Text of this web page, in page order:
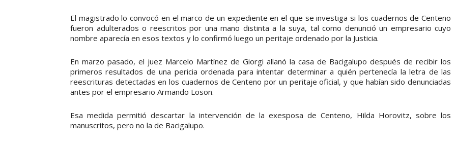
El magistrado lo convocó en el marco de un expediente en el que se investiga si los cuadernos de Centeno
fueron adulterados o reescritos por una mano distinta a la suya, tal como denunció un empresario cuyo
nombre aparecía en esos textos y lo confirmó luego un peritaje ordenado por la Justicia.
En marzo pasado, el juez Marcelo Martínez de Giorgi allanó la casa de Bacigalupo después de recibir los
primeros resultados de una pericia ordenada para intentar determinar a quién pertenecía la letra de las
reescrituras detectadas en los cuadernos de Centeno por un peritaje oficial, y que habían sido denunciadas
antes por el empresario Armando Loson.
Esa medida permitió descartar la intervención de la exesposa de Centeno, Hilda Horovitz, sobre los
manuscritos, pero no la de Bacigalupo.